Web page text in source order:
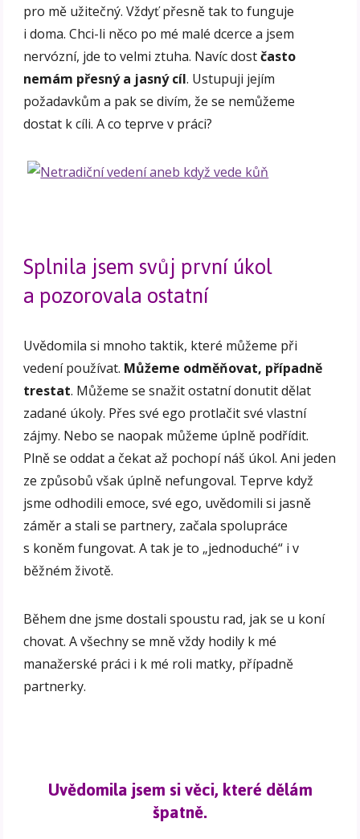
pro mě užitečný. Vždyť přesně tak to funguje
i doma. Chci-li něco po mé malé dcerce a jsem
nervózní, jde to velmi ztuha. Navíc dostčasto
nemám přesný a jasný cíl. Ustupuji jejím
požadavkům a pak se divím, že se nemůžeme
dostat k cíli. A co teprve v práci?
Splnila jsem svůj první úkol
a pozorovala ostatní
Uvědomila si mnoho taktik, které můžeme při
vedení používat. Můžeme odměňovat, případně
trestat. Můžeme se snažit ostatní donutit dělat
zadané úkoly. Přes své ego protlačit své vlastní
zájmy. Nebo se naopak můžeme úplně podřídit.
Plně se oddat a čekat až pochopí náš úkol. Ani jeden
ze způsobů však úplně nefungoval. Teprve když
jsme odhodili emoce, své ego, uvědomili si jasně
záměr a stali se partnery, začala spolupráce
s koněm fungovat. A tak je to „jednoduché“ i v
běžném životě.
Během dne jsme dostali spoustu rad, jak se u koní
chovat. A všechny se mně vždy hodily k mé
manažerské práci i k mé roli matky, případně
partnerky.
Uvědomila jsem si věci, které dělám
špatně.